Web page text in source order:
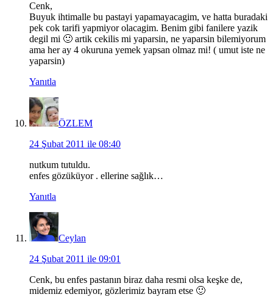
Cenk,
Buyuk ihtimalle bu pastayi yapamayacagim, ve hatta buradaki
pek cok tarifi yapmiyor olacagim. Benim gibi fanilere yazik
degil mi 🙂 artik cekilis mi yaparsin, ne yaparsin bilemiyorum
ama her ay 4 okuruna yemek yapsan olmaz mi! ( umut iste ne
yaparsin)
Yanıtla
ÖZLEM
24 Şubat 2011 ile 08:40
nutkum tutuldu.
enfes gözüküyor . ellerine sağlık…
Yanıtla
Ceylan
24 Şubat 2011 ile 09:01
Cenk, bu enfes pastanın biraz daha resmi olsa keşke de,
midemiz edemiyor, gözlerimiz bayram etse 🙂